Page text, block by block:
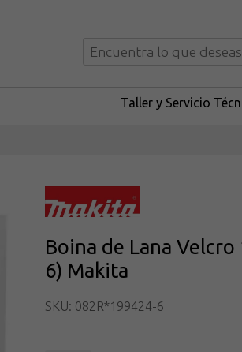
Taller y Servicio
Boina de Lana
6) Makita
SKU: 082R*199424-6